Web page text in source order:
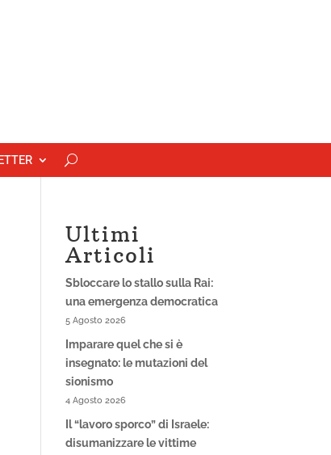
Ultimi
Articoli
Sbloccare lo stallo sulla Rai:
una emergenza democratica
5 Agosto 2026
Imparare quel che si è
insegnato: le mutazioni del
sionismo
4 Agosto 2026
Il “lavoro sporco” di Israele:
disumanizzare le vittime